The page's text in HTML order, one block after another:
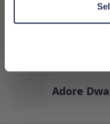
This form is
Privacy Policyand